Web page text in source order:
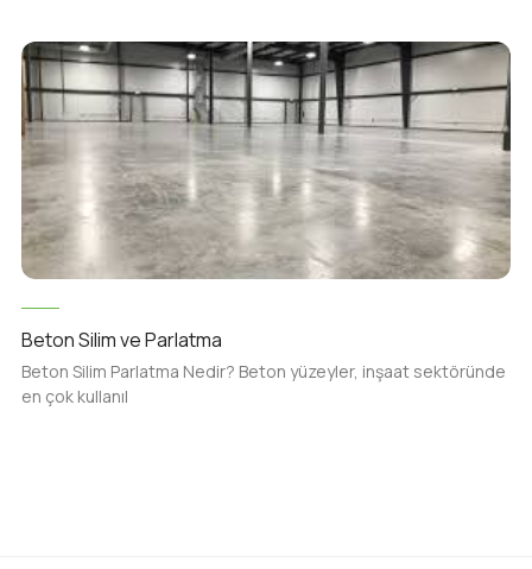
Beton Silim ve Parlatma
Beton Silim Parlatma Nedir? Beton yüzeyler, inşaat sektöründe
en çok kullanıl